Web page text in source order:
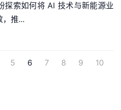
探索如何将 AI 技术与新能源业
，推...
5 6 7 8 9 10